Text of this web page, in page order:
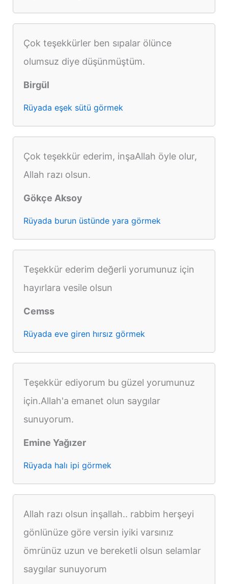
Çok teşekkürler ben sıpalar ölünce
olumsuz diye düşünmüştüm.
Birgül
Rüyada eşek sütü görmek
Çok teşekkür ederim, inşaAllah öyle olur,
Allah razı olsun.
Gökçe Aksoy
Rüyada burun üstünde yara görmek
Teşekkür ederim değerli yorumunuz için
hayırlara vesile olsun
Cemss
Rüyada eve giren hırsız görmek
Teşekkür ediyorum bu güzel yorumunuz
için.Allah'a emanet olun saygılar
sunuyorum.
Emine Yağızer
Rüyada halı ipi görmek
Allah razı olsun inşallah.. rabbim herşeyi
gönlünüze göre versin iyiki varsınız
ömrünüz uzun ve bereketli olsun selamlar
saygılar sunuyorum